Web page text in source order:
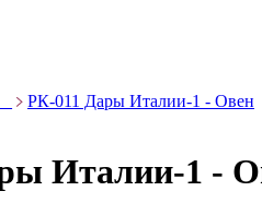
РК-011 Дары Италии-1 - Овен
Италии-1 -